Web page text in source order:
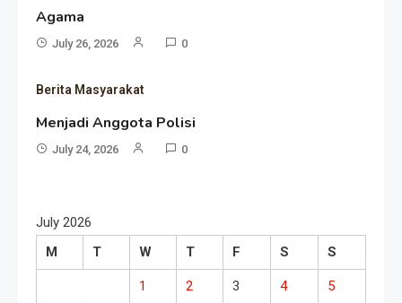
Agama
July 26, 2026 0
Berita Masyarakat
Menjadi Anggota Polisi
July 24, 2026 0
July 2026
M
T W T F S S
1 2 3 4 5